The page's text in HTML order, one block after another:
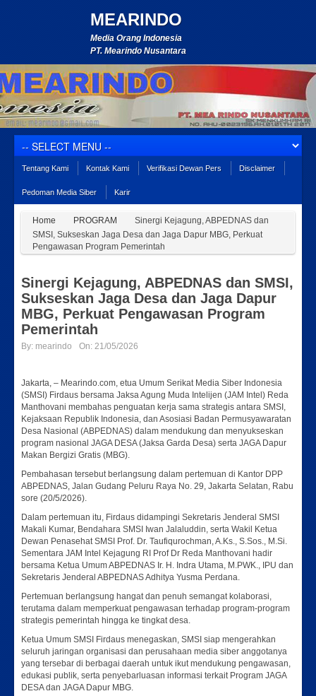
MEARINDO
Media Orang Indonesia
PT. Mearindo Nusantara
Tentang Kami Kontak Kami Verifikasi Dewan Pers Disclaimer
Pedoman Media Siber Karir
Home PROGRAM
Sinergi Kejagung, ABPEDNAS dan
SMSI, Sukseskan Jaga Desa dan Jaga Dapur MBG, Perkuat
Pengawasan Program Pemerintah
Sinergi Kejagung, ABPEDNAS dan SMSI,
Sukseskan Jaga Desa dan Jaga Dapur
MBG, Perkuat Pengawasan Program
Pemerintah
By: mearindo On: 21/05/2026
Jakarta, – Mearindo.com, etua Umum Serikat Media Siber Indonesia
(SMSI) Firdaus bersama Jaksa Agung Muda Intelijen (JAM Intel) Reda
Manthovani membahas penguatan kerja sama strategis antara SMSI,
Kejaksaan Republik Indonesia, dan Asosiasi Badan Permusyawaratan
Desa Nasional (ABPEDNAS) dalam mendukung dan menyukseskan
program nasional JAGA DESA (Jaksa Garda Desa) serta JAGA Dapur
Makan Bergizi Gratis (MBG).
Pembahasan tersebut berlangsung dalam pertemuan di Kantor DPP
ABPEDNAS, Jalan Gudang Peluru Raya No. 29, Jakarta Selatan, Rabu
sore (20/5/2026).
Dalam pertemuan itu, Firdaus didampingi Sekretaris Jenderal SMSI
Makali Kumar, Bendahara SMSI Iwan Jalaluddin, serta Wakil Ketua
Dewan Penasehat SMSI Prof. Dr. Taufiqurochman, A.Ks., S.Sos., M.Si.
Sementara JAM Intel Kejagung RI Prof Dr Reda Manthovani hadir
bersama Ketua Umum ABPEDNAS Ir. H. Indra Utama, M.PWK., IPU dan
Sekretaris Jenderal ABPEDNAS Adhitya Yusma Perdana.
Pertemuan berlangsung hangat dan penuh semangat kolaborasi,
terutama dalam memperkuat pengawasan terhadap program-program
strategis pemerintah hingga ke tingkat desa.
Ketua Umum SMSI Firdaus menegaskan, SMSI siap mengerahkan
seluruh jaringan organisasi dan perusahaan media siber anggotanya
yang tersebar di berbagai daerah untuk ikut mendukung pengawasan,
edukasi publik, serta penyebarluasan informasi terkait Program JAGA
DESA dan JAGA Dapur MBG.